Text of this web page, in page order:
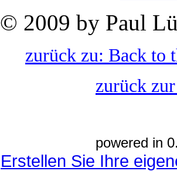
© 2009 by Paul
zurück zu: Back to
zurück
powered in
Erstellen Sie Ihre